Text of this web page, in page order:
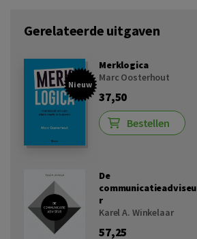
Gerelateerde uitgaven
Nieuw
Merklogica
Marc Oosterhout
37,50
Bestellen
De
communicatieadviseu
r
Karel A. Winkelaar
57,25